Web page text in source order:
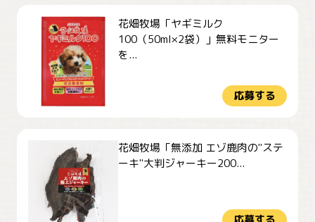
花畑牧場「ヤギミルク
100（50ml×2袋）」無料モニター
を...
応募する
花畑牧場「無添加 エゾ鹿肉の"ステ
ーキ"大判ジャーキー200...